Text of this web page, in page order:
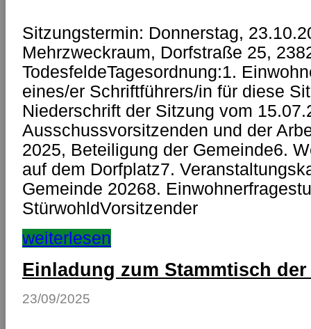
Sitzungstermin: Donnerstag,
Mehrzweckraum, Dorfstraße 25,
TodesfeldeTagesordnung:1.
eines/er Schriftführers/in für diese
Niederschrift der Sitzung vom
Ausschussvorsitzenden und der
2025, Beteiligung der Gemeinde6.
auf dem Dorfplatz7.
Gemeinde 20268.
StürwohldVorsitzender
weiterlesen
Einladung zum Stammtisch
23/09/2025